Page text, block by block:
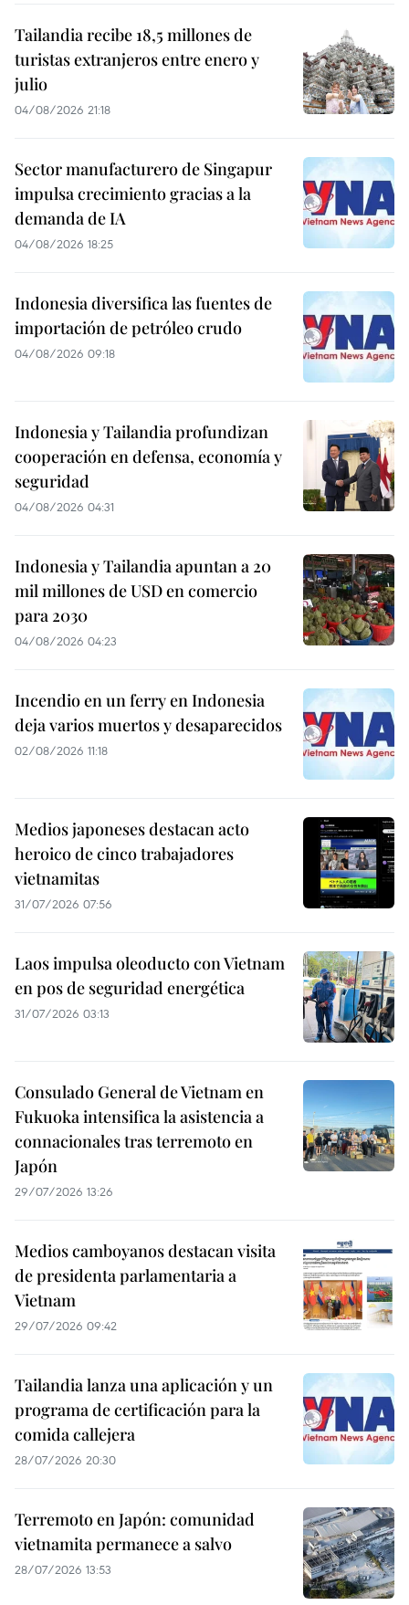
Tailandia recibe 18,5 millones de
turistas extranjeros entre enero y
julio
04/08/2026 21:18
Sector manufacturero de Singapur
impulsa crecimiento gracias a la
demanda de IA
04/08/2026 18:25
Indonesia diversifica las fuentes de
importación de petróleo crudo
04/08/2026 09:18
Indonesia y Tailandia profundizan
cooperación en defensa, economía y
seguridad
04/08/2026 04:31
Indonesia y Tailandia apuntan a 20
mil millones de USD en comercio
para 2030
04/08/2026 04:23
Incendio en un ferry en Indonesia
deja varios muertos y desaparecidos
02/08/2026 11:18
Medios japoneses destacan acto
heroico de cinco trabajadores
vietnamitas
31/07/2026 07:56
Laos impulsa oleoducto con Vietnam
en pos de seguridad energética
31/07/2026 03:13
Consulado General de Vietnam en
Fukuoka intensifica la asistencia a
connacionales tras terremoto en
Japón
29/07/2026 13:26
Medios camboyanos destacan visita
de presidenta parlamentaria a
Vietnam
29/07/2026 09:42
Tailandia lanza una aplicación y un
programa de certificación para la
comida callejera
28/07/2026 20:30
Terremoto en Japón: comunidad
vietnamita permanece a salvo
28/07/2026 13:53